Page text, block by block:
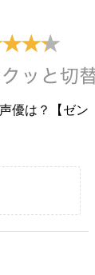
優は？【ゼン